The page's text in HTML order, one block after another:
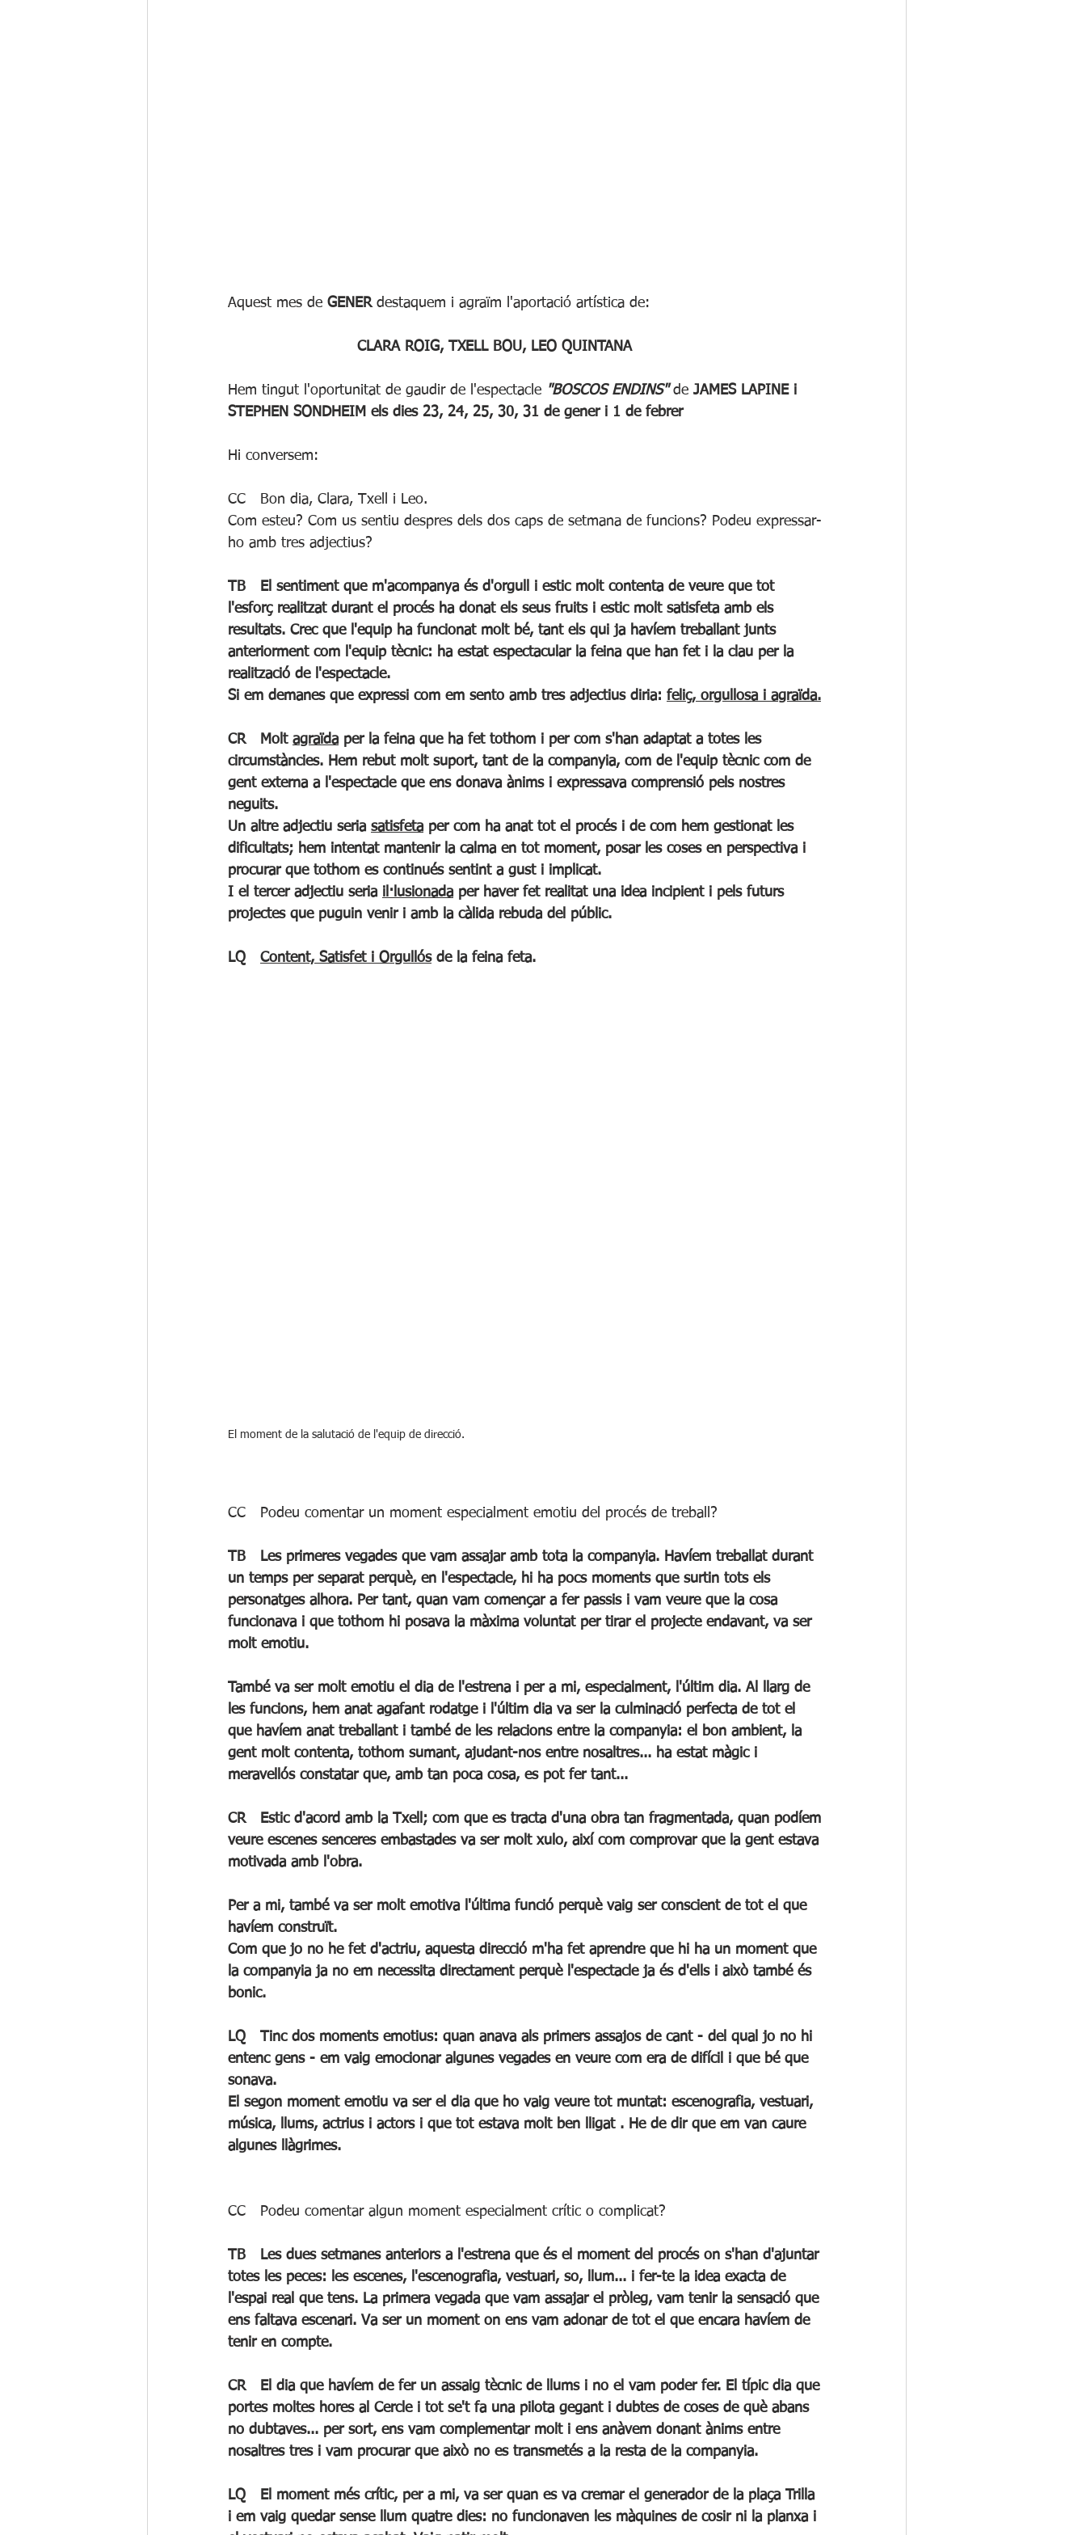
Aquest mes de GENER destaquem i agraïm l'aportació artística de:
				CLARA ROIG, TXELL BOU, LEO QUINTANA
Hem tingut l'oportunitat de gaudir de l'espectacle "BOSCOS ENDINS" de JAMES LAPINE i
STEPHEN SONDHEIM els dies 23, 24, 25, 30, 31 de gener i 1 de febrer
Hi conversem:
CC	Bon dia, Clara, Txell i Leo.
Com esteu? Com us sentiu despres dels dos caps de setmana de funcions? Podeu expressar-
ho amb tres adjectius?
TB	El sentiment que m'acompanya és d'orgull i estic molt contenta de veure que tot
l'esforç realitzat durant el procés ha donat els seus fruits i estic molt satisfeta amb els
resultats. Crec que l'equip ha funcionat molt bé, tant els qui ja havíem treballant junts
anteriorment com l'equip tècnic: ha estat espectacular la feina que han fet i la clau per la
realització de l'espectacle.
Si em demanes que expressi com em sento amb tres adjectius diria: feliç, orgullosa i agraïda.
CR	Molt agraïda per la feina que ha fet tothom i per com s'han adaptat a totes les
circumstàncies. Hem rebut molt suport, tant de la companyia, com de l'equip tècnic com de
gent externa a l'espectacle que ens donava ànims i expressava comprensió pels nostres
neguits.
Un altre adjectiu seria satisfeta per com ha anat tot el procés i de com hem gestionat les
dificultats; hem intentat mantenir la calma en tot moment, posar les coses en perspectiva i
procurar que tothom es continués sentint a gust i implicat.
I el tercer adjectiu seria il·lusionada per haver fet realitat una idea incipient i pels futurs
projectes que puguin venir i amb la càlida rebuda del públic.
Content, Satisfet i Orgullós de la feina feta.
El moment de la salutació de l'equip de direcció.
CC	Podeu comentar un moment especialment emotiu del procés de treball?
TB	Les primeres vegades que vam assajar amb tota la companyia. Havíem treballat durant
un temps per separat perquè, en l'espectacle, hi ha pocs moments que surtin tots els
personatges alhora. Per tant, quan vam començar a fer passis i vam veure que la cosa
funcionava i que tothom hi posava la màxima voluntat per tirar el projecte endavant, va ser
molt emotiu.
També va ser molt emotiu el dia de l'estrena i per a mi, especialment, l'últim dia. Al llarg de
les funcions, hem anat agafant rodatge i l'últim dia va ser la culminació perfecta de tot el
que havíem anat treballant i també de les relacions entre la companyia: el bon ambient, la
gent molt contenta, tothom sumant, ajudant-nos entre nosaltres... ha estat màgic i
meravellós constatar que, amb tan poca cosa, es pot fer tant...
CR	Estic d'acord amb la Txell; com que es tracta d'una obra tan fragmentada, quan podíem
veure escenes senceres embastades va ser molt xulo, així com comprovar que la gent estava
motivada amb l'obra.
Per a mi, també va ser molt emotiva l'última funció perquè vaig ser conscient de tot el que
havíem construït.
Com que jo no he fet d'actriu, aquesta direcció m'ha fet aprendre que hi ha un moment que
la companyia ja no em necessita directament perquè l'espectacle ja és d'ells i això també és
bonic.
LQ	Tinc dos moments emotius: quan anava als primers assajos de cant - del qual jo no hi
entenc gens - em vaig emocionar algunes vegades en veure com era de difícil i que bé que
sonava.
El segon moment emotiu va ser el dia que ho vaig veure tot muntat: escenografia, vestuari,
música, llums, actrius i actors i que tot estava molt ben lligat . He de dir que em van caure
algunes llàgrimes.
CC	Podeu comentar algun moment especialment crític o complicat?
TB	Les dues setmanes anteriors a l'estrena que és el moment del procés on s'han d'ajuntar
totes les peces: les escenes, l'escenografia, vestuari, so, llum... i fer-te la idea exacta de
l'espai real que tens. La primera vegada que vam assajar el pròleg, vam tenir la sensació que
ens faltava escenari. Va ser un moment on ens vam adonar de tot el que encara havíem de
tenir en compte.
CR	El dia que havíem de fer un assaig tècnic de llums i no el vam poder fer. El típic dia que
portes moltes hores al Cercle i tot se't fa una pilota gegant i dubtes de coses de què abans
no dubtaves... per sort, ens vam complementar molt i ens anàvem donant ànims entre
nosaltres tres i vam procurar que això no es transmetés a la resta de la companyia.
LQ	El moment més crític, per a mi, va ser quan es va cremar el generador de la plaça Trilla
i em vaig quedar sense llum quatre dies: no funcionaven les màquines de cosir ni la planxa i